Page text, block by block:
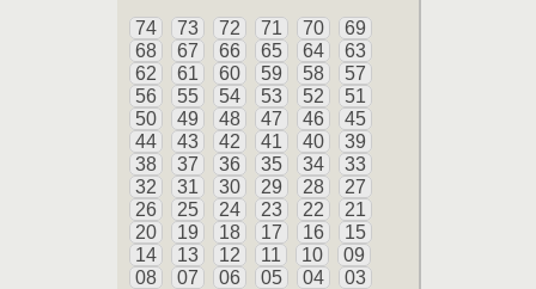
74 73 72 71 70
69
68
67 66 65 64
63
62
61 60 59 58
57
56
55 54 53 52
51
50
49 48 47 46
45
44
43 42 41 40
39
38
37 36 35 34
33
32
31 30 29 28
27
26
25 24 23 22
21
20
19 18 17 16
15
14
13 12 11 10
09
08
07 06 05 04
03